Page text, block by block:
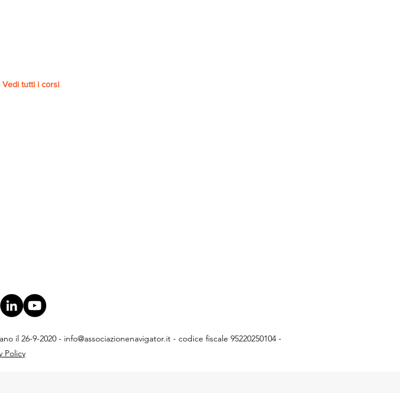
Vedi tutti i corsi
il 26-9-2020 - info@associazionenavigator.it - codice fiscale 95220250104 -
Policy